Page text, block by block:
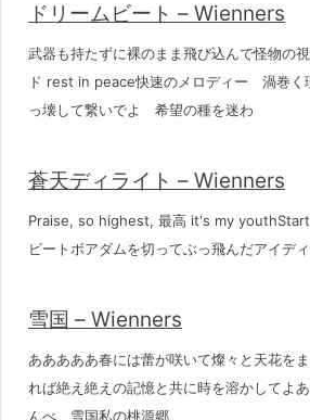
ドリームビート – Wienners
武器も持たずに裸のまま飛び込んで怪物の
ド rest in peace快速のメロディー 渦巻く
っ壊して繋いでよ 希望の種を迷わ
蒼天ディライト – Wienners
Praise, so highest, 最高 it's my youthStart
ビートボアダムを切ってぶっ飛んだアイデ
雪国 – Wienners
あああああ春には蕾が咲いて燦々と天花を
れば絶え絶えの記憶と共に時を溶かしてよ
んべ 雪国私の桃源郷